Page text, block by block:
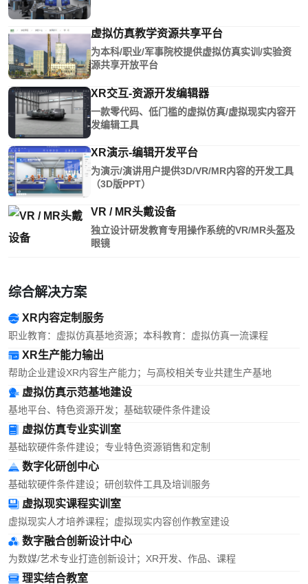
虚拟仿真教学资源共享平台
为本科/职业/军事院校提供虚拟仿真实训/实验资
源共享开放平台
XR交互-资源开发编辑器
一款零代码、低门槛的虚拟仿真/虚拟现实内容开
发编辑工具
XR演示-编辑开发平台
为演示/演讲用户提供3D/VR/MR内容的开发工具
（3D版PPT）
VR / MR头戴设备
独立设计研发教育专用操作系统的VR/MR头盔及
眼镜
综合解决方案
XR内容定制服务
职业教育：虚拟仿真基地资源；本科教育：虚拟仿真一流课程
XR生产能力输出
帮助企业建设XR内容生产能力；与高校相关专业共建生产基地
虚拟仿真示范基地建设
基地平台、特色资源开发；基础软硬件条件建设
虚拟仿真专业实训室
基础软硬件条件建设；专业特色资源销售和定制
数字化研创中心
基础软硬件条件建设；研创软件工具及培训服务
虚拟现实课程实训室
虚拟现实人才培养课程；虚拟现实内容创作教室建设
数字融合创新设计中心
为数媒/艺术专业打造创新设计；XR开发、作品、课程
理实结合教室